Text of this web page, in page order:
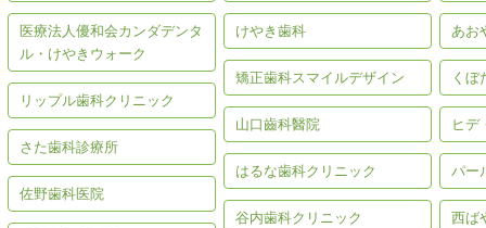
医療法人優和会カンダデンタ
ル・けやきウォーク
リップル歯科クリニック
さた歯科診療所
佐野歯科医院
けやき歯科
矯正歯科スマイルデザイン
山口齒科醫院
はるな歯科クリニック
谷内歯科クリニック
あお
くぼ
ヒデ
パー
西ば